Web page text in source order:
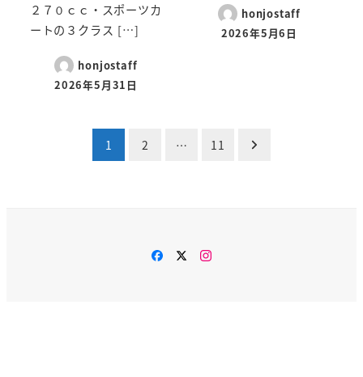
２７０ｃｃ・スポーツカ
ートの３クラス […]
honjostaff
2026年5月31日
honjostaff
2026年5月6日
1 2 … 11
Facebook
TwitterInstagram